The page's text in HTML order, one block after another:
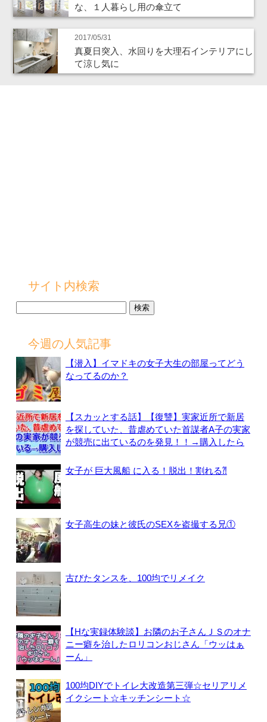
な、１人暮らし用の傘立て
2017/05/31
真夏日突入、水回りを大理石インテリアにし
て涼し気に
サイト内検索
今週の人気記事
【潜入】イマドキの女子大生の部屋ってどう
なってるのか？
【スカッとする話】【復讐】実家近所で新居
を探していた、昔虐めていた首謀者A子の実家
が競売に出ているのを発見！！→購入したら
女子が 巨大風船 に入る！脱出！割れる⁈
女子高生の妹と彼氏のSEXを盗撮する兄①
古びたタンスを、100均でリメイク
【Hな実録体験談】お隣のお子さんＪＳのオナ
ニー癖を治したロリコンおじさん「ウッはぁ
ーん」
100均DIYでトイレ大改造第三弾☆セリアリメ
イクシート☆キッチンシート☆